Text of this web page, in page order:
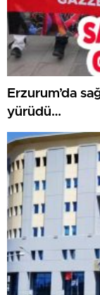
Erzurum’da
yürüdü…